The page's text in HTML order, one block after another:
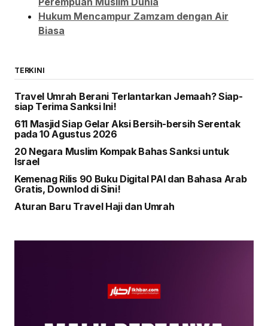
Hukum Mencampur Zamzam dengan Air
Biasa
TERKINI
Travel Umrah Berani Terlantarkan Jemaah? Siap-
siap Terima Sanksi Ini!
611 Masjid Siap Gelar Aksi Bersih-bersih Serentak
pada 10 Agustus 2026
20 Negara Muslim Kompak Bahas Sanksi untuk
Israel
Kemenag Rilis 90 Buku Digital PAI dan Bahasa Arab
Gratis, Downlod di Sini!
Aturan Baru Travel Haji dan Umrah